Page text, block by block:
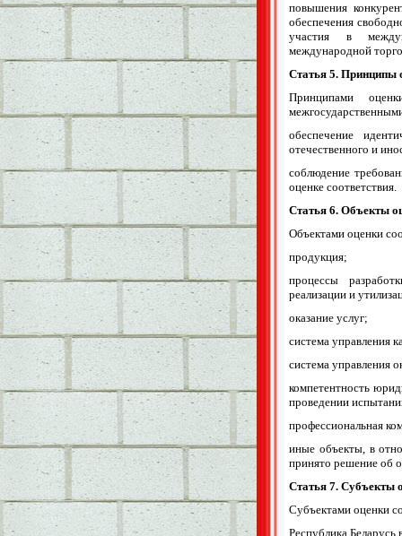
повышения
обеспечения
участия в
международной
Статья 5. Принципы
Принципами
обеспечение
отечественного и
соблюдение
оценке соответствия.
Статья 6. Объекты
Объектами оценки
продукция;
процессы
реализации и
оказание услуг;
система управления
система управления
компетентность
проведении
профессиональная
иные объекты, в
принято решение об
Статья 7. Субъекты
Субъектами оценки
Республика